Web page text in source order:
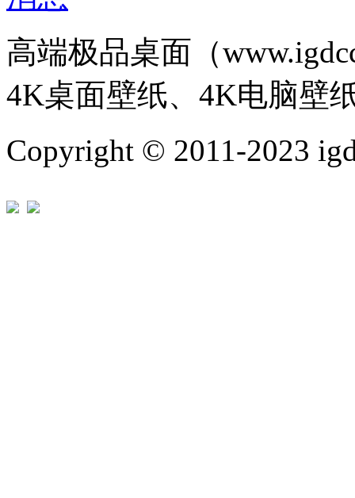
高端极品桌面（
4K桌面壁纸、4K电脑壁
Copyright © 2011-2023